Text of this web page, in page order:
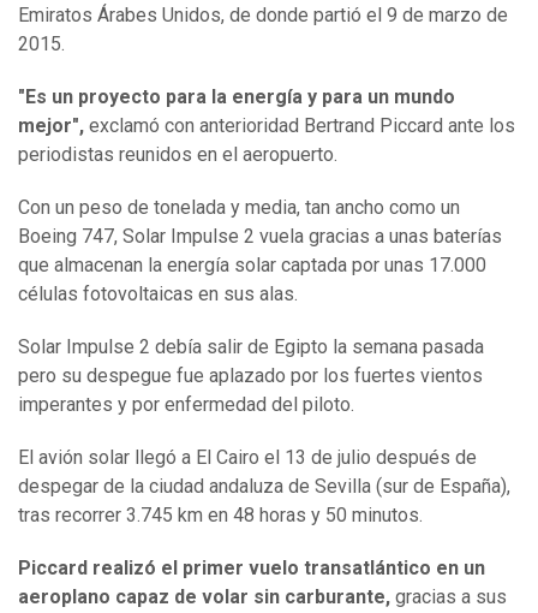
Emiratos Árabes Unidos, de donde partió el 9 de marzo de
2015.
"Es un proyecto para la energía y para un mundo
mejor", exclamó con anterioridad Bertrand Piccard ante los
periodistas reunidos en el aeropuerto.
Con un peso de tonelada y media, tan ancho como un
Boeing 747, Solar Impulse 2 vuela gracias a unas baterías
que almacenan la energía solar captada por unas 17.000
células fotovoltaicas en sus alas.
Solar Impulse 2 debía salir de Egipto la semana pasada
pero su despegue fue aplazado por los fuertes vientos
imperantes y por enfermedad del piloto.
El avión solar llegó a El Cairo el 13 de julio después de
despegar de la ciudad andaluza de Sevilla (sur de España),
tras recorrer 3.745 km en 48 horas y 50 minutos.
Piccard realizó el primer vuelo transatlántico en un
aeroplano capaz de volar sin carburante, gracias a sus